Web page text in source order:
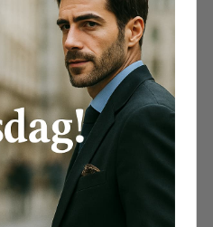
aanbiedingen.
tot 19:00 uur